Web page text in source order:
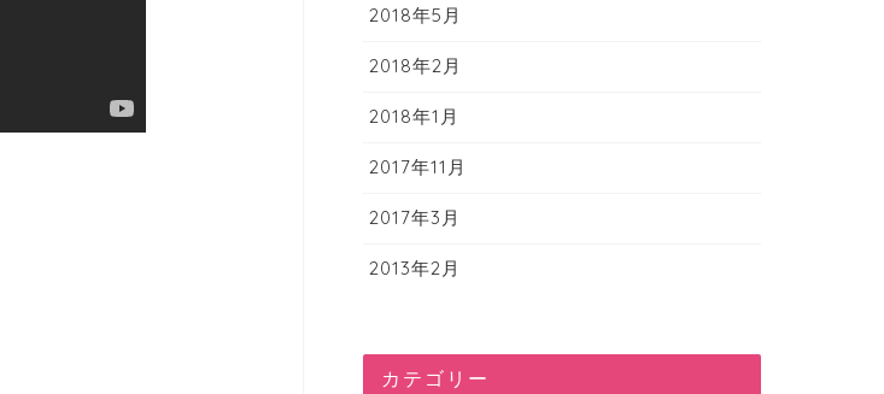
2018年5月
2018年2月
2018年1月
2017年11月
2017年3月
2013年2月
カテゴリー